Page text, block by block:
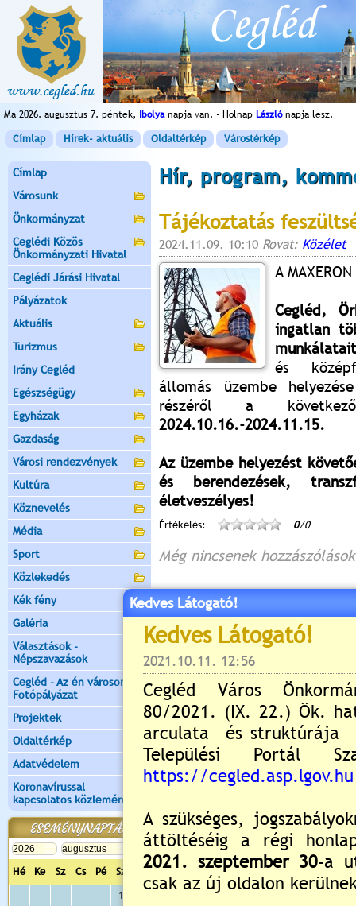
Ma 2026. augusztus 7. péntek, Ibolyanapja van. - Holnap Lászlónapja lesz.
Címlap Hírek- aktuális Oldaltérkép Várostérkép
Címlap
Városunk
Önkormányzat
Ceglédi Közös
Önkormányzati Hivatal
Ceglédi Járási Hivatal
Pályázatok
Aktuális
Turizmus
Irány Cegléd
Egészségügy
Egyházak
Gazdaság
Városi rendezvények
Kultúra
Köznevelés
Média
Sport
Közlekedés
Kék fény
Galéria
Választások -
Népszavazások
Cegléd - Az én városom -
Fotópályázat
Projektek
Oldaltérkép
Adatvédelem
Koronavírussal
kapcsolatos közlemények
ESEMÉNYNAPTÁR
Hé Ke Sz Cs Pé Sz
Va
1
Hír, program,
Tájékoztatás
2024.11.09. 10:10 Rovat: Közélet
A
Cegléd,
ingatlan
munkálatait
és
állomás üzembe
részéről a
2024.10.16.-2024.11.15.
Az üzembe helyezést
és berendezések,
életveszélyes!
Értékelés: 0/0
Még nincsenek hozzászólások
Új hozzászólás:
Kérjük jelentkezzen be,
Kedves Látogató!